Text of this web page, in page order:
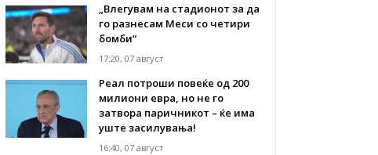
„Влегувам на стадионот за да
го разнесам Меси со четири
бомби“
17:20, 07 август
Реал потроши повеќе од 200
милиони евра, но не го
затвора паричникот – ќе има
уште засилувања!
16:40, 07 август